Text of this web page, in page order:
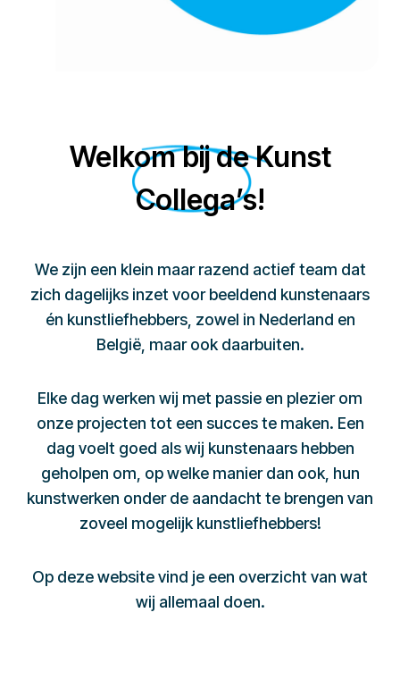
Welkom bij de Kunst
Collega’s!
We zijn een klein maar razend actief team dat
zich dagelijks inzet voor beeldend kunstenaars
én kunstliefhebbers, zowel in Nederland en
België, maar ook daarbuiten.
Elke dag werken wij met passie en plezier om
onze projecten tot een succes te maken. Een
dag voelt goed als wij kunstenaars hebben
geholpen om, op welke manier dan ook, hun
kunstwerken onder de aandacht te brengen van
zoveel mogelijk kunstliefhebbers!
Op deze website vind je een overzicht van wat
wij allemaal doen.